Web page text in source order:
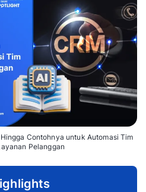
Contohnya untuk Automasi Tim
Pelanggan